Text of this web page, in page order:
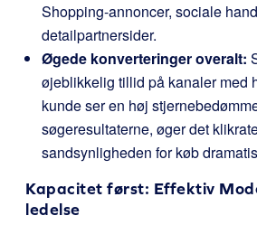
Shopping-annoncer, sociale
detailpartnersider.
Øgede konverteringer overalt:
øjeblikkelig tillid på kanaler med
kunde ser en høj
søgeresultaterne, øger det
sandsynligheden for køb
Kapacitet først: Effektiv
ledelse